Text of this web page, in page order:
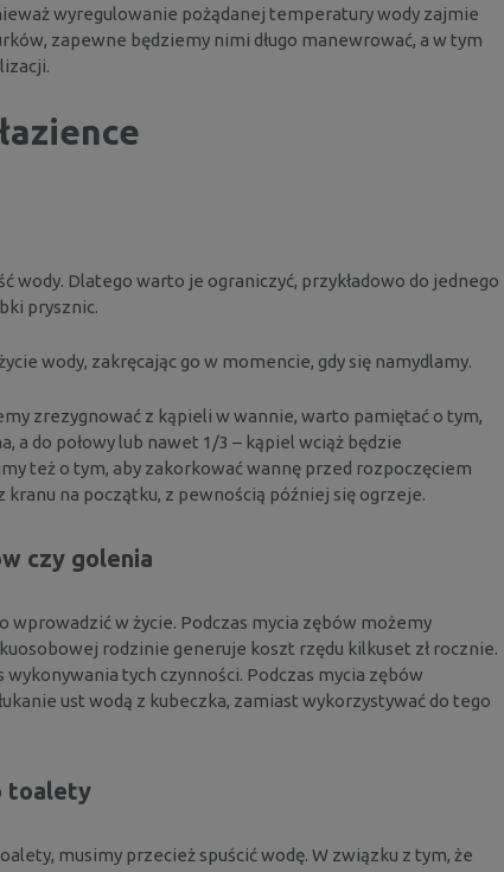
wyregulowanie pożądanej temperatury wody zajmie
zapewne będziemy nimi długo manewrować, a w tym
wody. Dlatego warto je ograniczyć, przykładowo do jednego
prysznic.
wody, zakręcając go w momencie, gdy się namydlamy.
zrezygnować z kąpieli w wannie, warto pamiętać o tym,
a do połowy lub nawet 1/3 – kąpiel wciąż będzie
też o tym, aby zakorkować wannę przed rozpoczęciem
na początku, z pewnością później się ogrzeje.
czy golenia
wprowadzić w życie. Podczas mycia zębów możemy
rodzinie generuje koszt rzędu kilkuset zł rocznie.
tych czynności. Podczas mycia zębów
ust wodą z kubeczka, zamiast wykorzystywać do tego
toalety
musimy przecież spuścić wodę. W związku z tym, że